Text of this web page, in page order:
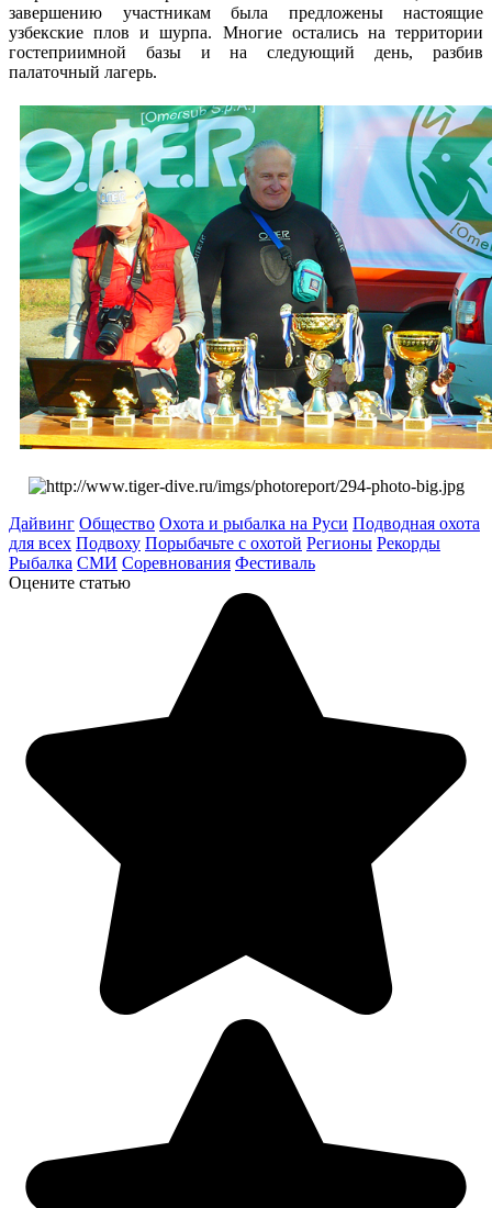
завершению участникам была предложены настоящие
узбекские плов и шурпа. Многие остались на территории
гостеприимной базы и на следующий день, разбив
палаточный лагерь.
Дайвинг Общество Охота и рыбалка на Руси Подводная охота
для всех Подвоху Порыбачьте с охотой Регионы Рекорды
Рыбалка СМИ Соревнования Фестиваль
Оцените статью